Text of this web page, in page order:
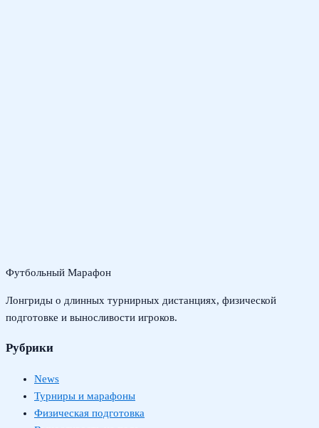
Футбольный Марафон
Лонгриды о длинных турнирных дистанциях, физической
подготовке и выносливости игроков.
Рубрики
News
Турниры и марафоны
Физическая подготовка